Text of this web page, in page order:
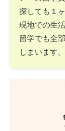
探しても１
現地での生
留学でも全
しまいます。